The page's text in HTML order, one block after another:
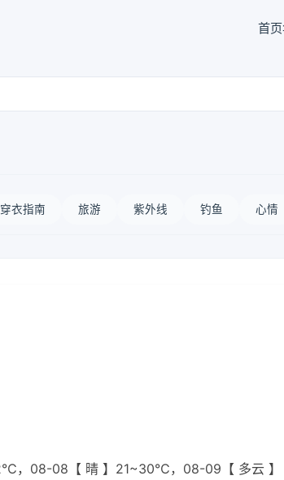
首页
穿衣指南 旅游 紫外线 钓鱼 心情
，08-08【 晴 】21~30℃，08-09【 多云 】